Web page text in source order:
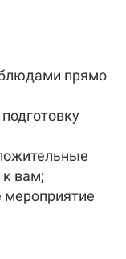
прямо
вам;
мероприятие